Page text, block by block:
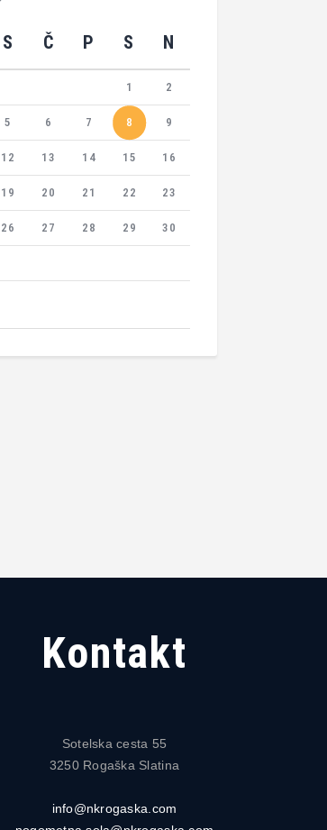
S Č P S N
1 2
5 6 7 8 9
12 13 14 15 16
19 20 21 22 23
26 27 28 29 30
Kontakt
Sotelska cesta 55
3250 Rogaška Slatina
info@nkrogaska.com